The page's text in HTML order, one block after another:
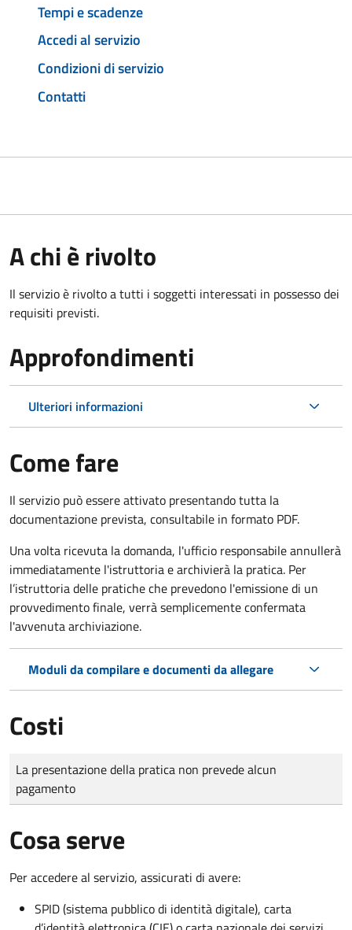
Tempi e scadenze
Accedi al servizio
Condizioni di servizio
Contatti
A chi è rivolto
Il servizio è rivolto a tutti i soggetti interessati in possesso dei
requisiti previsti.
Approfondimenti
Ulteriori informazioni
Come fare
Il servizio può essere attivato presentando tutta la
documentazione prevista, consultabile in formato PDF.
Una volta ricevuta la domanda, l'ufficio responsabile annullerà
immediatamente l'istruttoria e archivierà la pratica. Per
l’istruttoria delle pratiche che prevedono l'emissione di un
provvedimento finale, verrà semplicemente confermata
l'avvenuta archiviazione.
Moduli da compilare e documenti da allegare
Costi
Tipo di pagamento
Importo
La presentazione della pratica non prevede alcun
pagamento
Cosa serve
Per accedere al servizio, assicurati di avere:
SPID (sistema pubblico di identità digitale), carta